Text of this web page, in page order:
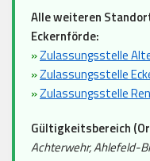
Alle weiteren
Eckernförde:
»Zulassungsstelle
»Zulassungsstelle
»Zulassungsstelle
Gültigkeitsbereich
Achterwehr, Ahlefeld-